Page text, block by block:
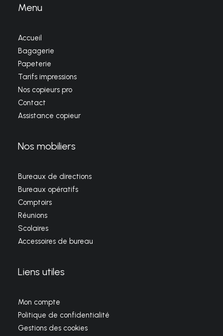
Menu
Accueil
Bagagerie
Papeterie
Tarifs impressions
Nos copieurs pro
Contact
Assistance copieur
Nos mobiliers
Bureaux de directions
Bureaux opératifs
Comptoirs
Réunions
Scolaires
Accessoires de bureau
Liens utiles
Mon compte
Politique de confidentialité
Gestions des cookies